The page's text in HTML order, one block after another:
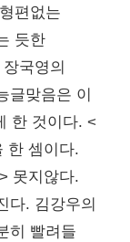
편없는
듯한
국영의
글맞음은 이
한 것이다. <
한 셈이다.
못지않다.
다. 김강우의
히 빨려들